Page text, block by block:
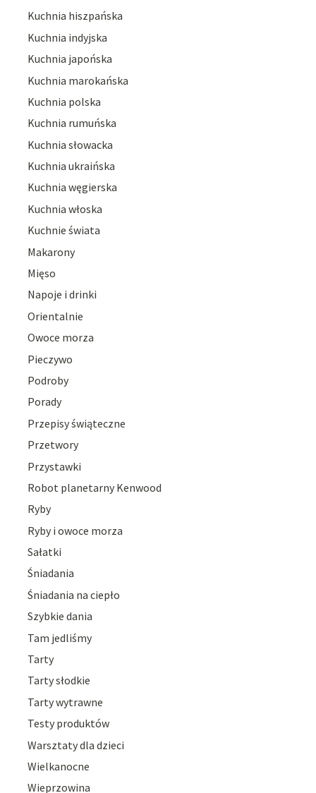
Kuchnia hiszpańska
Kuchnia indyjska
Kuchnia japońska
Kuchnia marokańska
Kuchnia polska
Kuchnia rumuńska
Kuchnia słowacka
Kuchnia ukraińska
Kuchnia węgierska
Kuchnia włoska
Kuchnie świata
Makarony
Mięso
Napoje i drinki
Orientalnie
Owoce morza
Pieczywo
Podroby
Porady
Przepisy świąteczne
Przetwory
Przystawki
Robot planetarny Kenwood
Ryby
Ryby i owoce morza
Sałatki
Śniadania
Śniadania na ciepło
Szybkie dania
Tam jedliśmy
Tarty
Tarty słodkie
Tarty wytrawne
Testy produktów
Warsztaty dla dzieci
Wielkanocne
Wieprzowina